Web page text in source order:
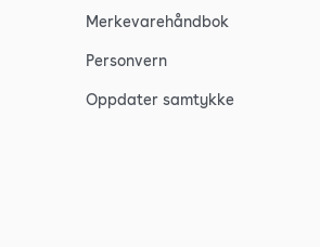
Merkevarehåndbok
Personvern
Oppdater samtykke